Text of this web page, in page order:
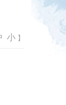
小 】